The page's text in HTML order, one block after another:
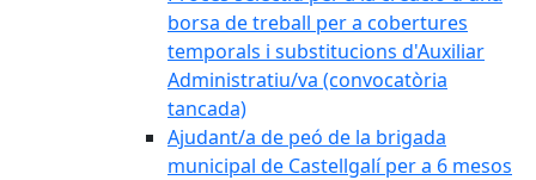
borsa de treball per a cobertures
temporals i substitucions d'Auxiliar
Administratiu/va (convocatòria
tancada)
Ajudant/a de peó de la brigada
municipal de Castellgalí per a 6 mesos